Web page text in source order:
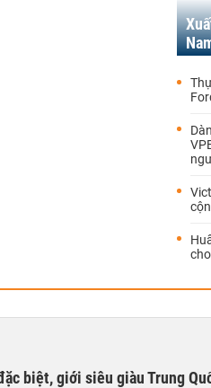
biệt, giới siêu giàu Trung